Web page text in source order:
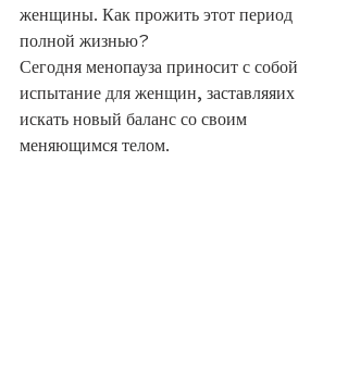
женщины. Как прожить этот период
полной жизнью?
Сегодня менопауза приносит с собой
испытание для женщин, заставляяих
искать новый баланс со своим
меняющимся телом.